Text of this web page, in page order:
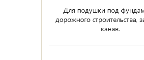
Для подушки под
дорожного строительства,
канав.